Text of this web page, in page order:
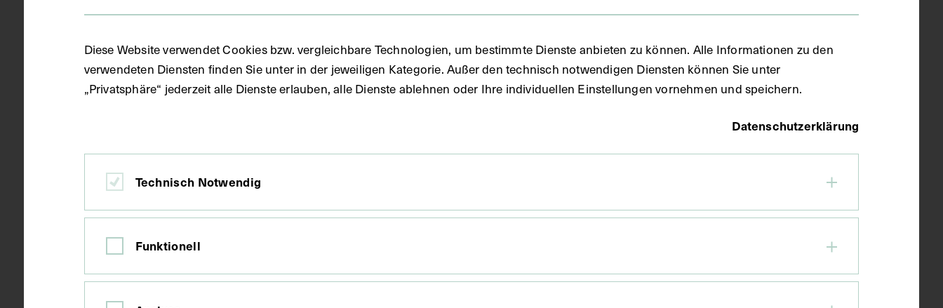
Wien
Material Papier
Technik Fotografie
Maße Bildmaß 12 x 9,7 cm
Diese Website verwendet Cookies bzw. vergleichbare Technologien, um bestimmte Dienste anbieten zu können. Alle Informationen zu den
verwendeten Diensten finden Sie unter in der jeweiligen Kategorie. Außer den technisch notwendigen Diensten können Sie unter
„Privatsphäre“ jederzeit alle Dienste erlauben, alle Dienste ablehnen oder Ihre individuellen Einstellungen vornehmen und speichern.
Datenschutzerklärung
Technisch Notwendig
Funktionell